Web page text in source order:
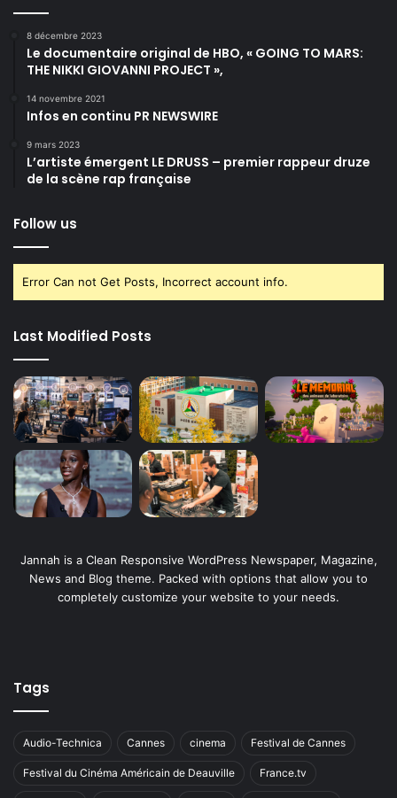
8 décembre 2023
Le documentaire original de HBO, « GOING TO MARS:
THE NIKKI GIOVANNI PROJECT »,
14 novembre 2021
Infos en continu PR NEWSWIRE
9 mars 2023
L’artiste émergent LE DRUSS – premier rappeur druze
de la scène rap française
Follow us
Error Can not Get Posts, Incorrect account info.
Last Modified Posts
Jannah is a Clean Responsive WordPress Newspaper, Magazine,
News and Blog theme. Packed with options that allow you to
completely customize your website to your needs.
Tags
Audio-Technica Cannes cinema Festival de Cannes
Festival du Cinéma Américain de Deauville France.tv